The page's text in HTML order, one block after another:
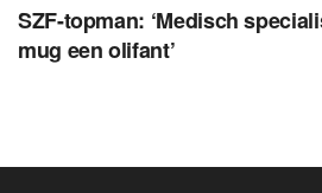
SZF-topman: ‘Medisch
mug een olifant’